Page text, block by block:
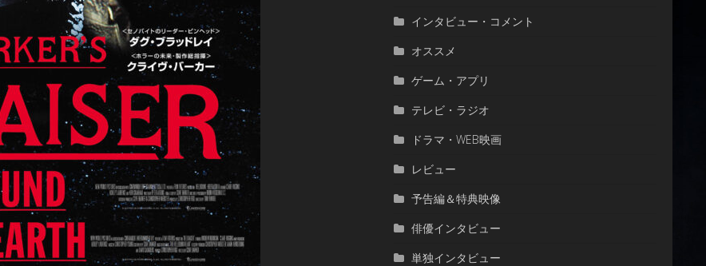
インタビュー・コメント
オススメ
ゲーム・アプリ
テレビ・ラジオ
ドラマ・WEB映画
レビュー
予告編＆特典映像
俳優インタビュー
単独インタビュー